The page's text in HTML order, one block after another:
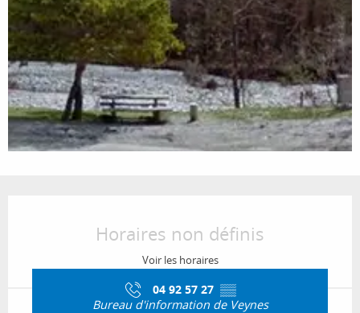
Horaires non définis
Voir les horaires
04 92 57 27 ▒▒
Bureau d'information de Veynes